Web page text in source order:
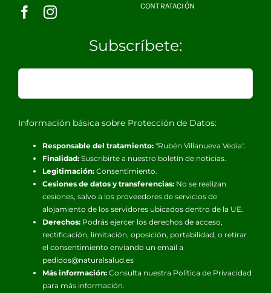
CONTRATACIÓN
Subscríbete:
Información básica sobre Protección de Datos:
Responsable del tratamiento:"Rubén Villanueva Vedia".
Finalidad:Suscribirte a nuestro boletín de noticias.
Legitimación:Consentimiento.
Cesiones de datos y transferencias:No se realizan
cesiones, salvo a los proveedores de servicios de
alojamiento de los servidores ubicados dentro de la UE.
Derechos:Podrás ejercer los derechos de acceso,
rectificación, limitación, oposición, portabilidad, o retirar
el consentimiento enviando un email a
pedidos@naturalsalud.es
Más información:Consulta nuestra Política de Privacidad
para más información.